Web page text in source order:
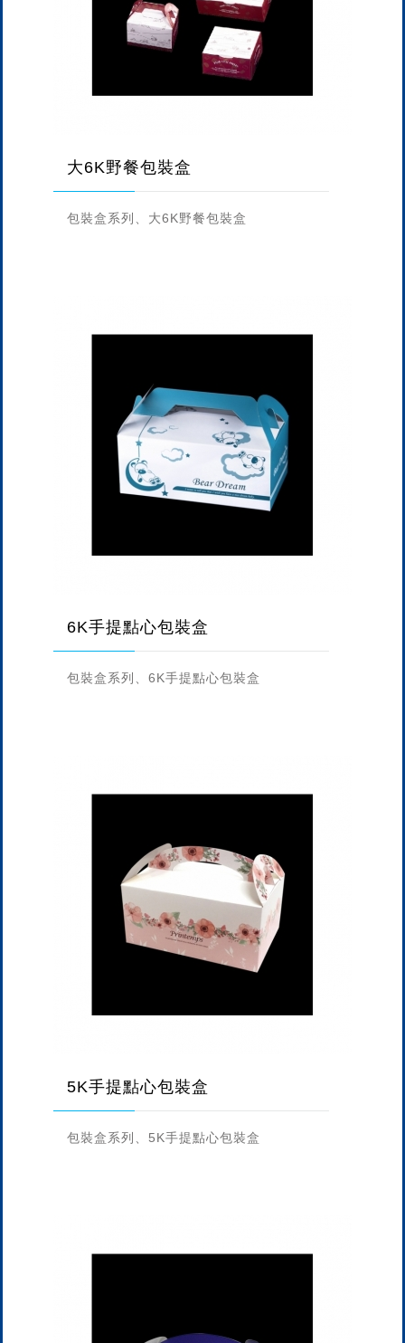
大6K野餐包裝盒
包裝盒系列、大6K野餐包裝盒
6K手提點心包裝盒
包裝盒系列、6K手提點心包裝盒
5K手提點心包裝盒
包裝盒系列、5K手提點心包裝盒